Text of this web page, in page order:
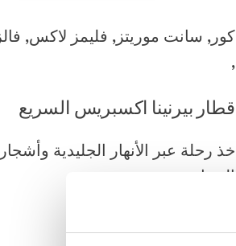
كور, سانت موريتز, فليمز لاكس,
,
قطار بيرنينا اكسبريس السريع
خذ رحلة عبر الأنهار الجليدية وأشجار
النخيل